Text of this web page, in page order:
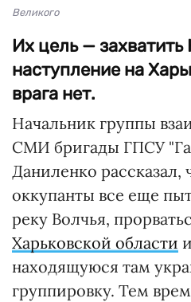
Великого
Их цель — захватить
наступление на
врага нет.
Начальник группы
СМИ бригады ГПСУ
Даниленко рассказал,
оккупанты все еще
реку Волчья,
Харьковской области
находящуюся там
группировку. Тем